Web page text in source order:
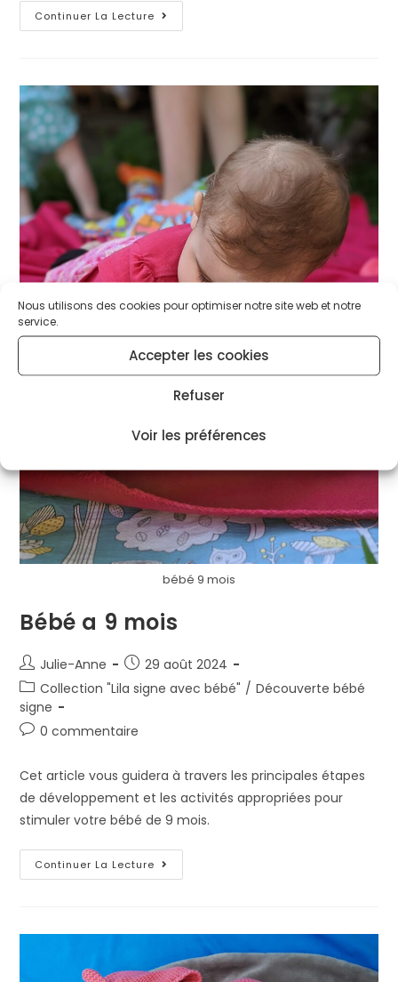
Nous utilisons des cookies pour optimiser notre site web et notre
service.
Accepter les cookies
Refuser
Voir les préférences
Continuer La Lecture
bébé 9 mois
Bébé a 9 mois
Julie-Anne
29 août 2024
Collection "Lila signe avec bébé" / Découverte bébé
signe
0 commentaire
Cet article vous guidera à travers les principales étapes
de développement et les activités appropriées pour
stimuler votre bébé de 9 mois.
Continuer La Lecture